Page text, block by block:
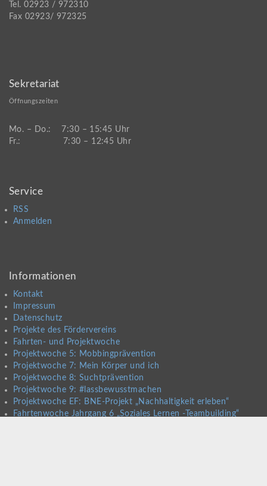
Tel. 02923 / 972310
Fax 02923/ 972325
Sekretariat
Öffnungszeiten
Mo. – Do.: 7:30 – 15:45 Uhr
Fr.: 7:30 – 12:45 Uhr
Service
RSS
Anmelden
Informationen
Kontakt
Impressum
Datenschutz
Projekte des Fördervereins
Fahrten- und Projektwoche
Projektwoche 5: Mobbingprävention
Projektwoche 7: Mein Körper und ich
Projektwoche 8: Suchtprävention
Projektwoche 9: #lassbewusstmachen
Projektwoche EF: BNE-Projekt „Nachhaltigkeit erleben“
Fahrtenwoche Jahrgang 6 „Soziales Lernen -Teambuilding“